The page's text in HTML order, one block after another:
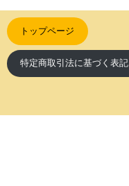
トップページ
特定商取引法に基づく表記